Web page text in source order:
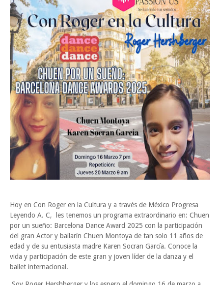
Trump y Sheinbaum llevan agua a su molino
Funcionarios, periodistas y empresarios
Jueves, 6 Agosto
Hoy en Con Roger en la Cultura y a través de México Progresa
Leyendo A. C, les tenemos un programa extraordinario en: Chuen
por un sueño: Barcelona Dance Award 2025 con la participación
del gran Actor y bailarín Chuen Montoya de tan solo 11 años de
edad y de su entusiasta madre Karen Socran García. Conoce la
vida y participación de este gran y joven líder de la danza y el
ballet internacional.